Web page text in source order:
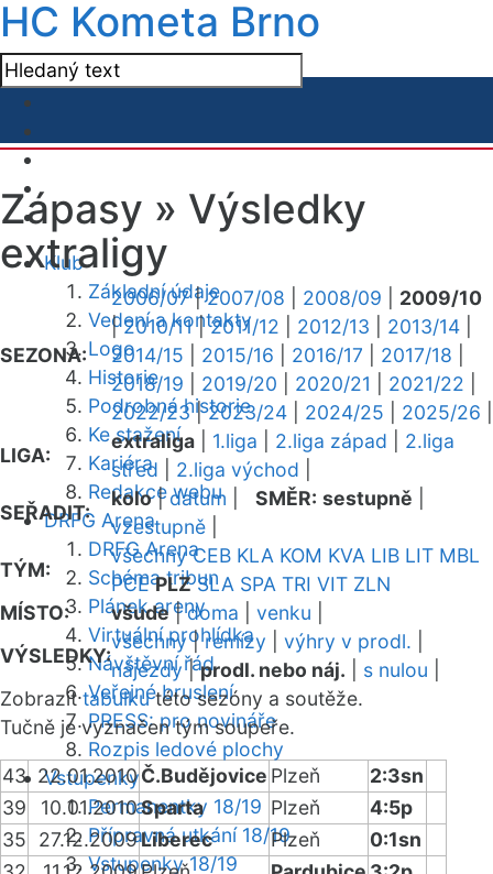
HC Kometa Brno
Klub
Základní údaje
Vedení a kontakty
Logo
Historie
Podrobná historie
Ke stažení
Kariéra
Redakce webu
DRFG Arena
DRFG Arena
Schéma tribun
Plánek areny
Virtuální prohlídka
Návštěvní řád
Veřejné bruslení
PRESS: pro novináře
Rozpis ledové plochy
Vstupenky
Permanentky 18/19
Přípravná utkání 18/19
Vstupenky 18/19
Zápasy » Výsledky
extraligy
SEZONA:
2006/07|2007/08 2008/09
2009/10
|2010/11|2011/12 2012/13 2013/14
2014/15
2015/16 2016/17 2017/18
2018/19
2019/20 2020/21 2021/22
2022/23|2023/24 2024/25 2025/26
LIGA:
extraliga 1.liga 2.liga západ
2.liga
střed
2.liga východ
SEŘADIT:
kolo|datum SMĚR: sestupně
vzestupně
TÝM:
všechny CEB KLA KOM KVA LIB LIT MBL
PCE PLZ SLA SPA TRI VIT ZLN
MÍSTO:
všude|doma venku
VÝSLEDKY:
všechny|remízy výhry v prodl.
nájezdy|prodl. nebo náj. s nulou
Zobrazittabulkutéto sezóny a soutěže.
Tučně je vyznačen tým soupeře.
43 22.01.2010Č.Budějovice Plzeň
2:3sn
39
10.01.2010Sparta Plzeň
4:5p
35
27.12.2009Liberec Plzeň
0:1sn